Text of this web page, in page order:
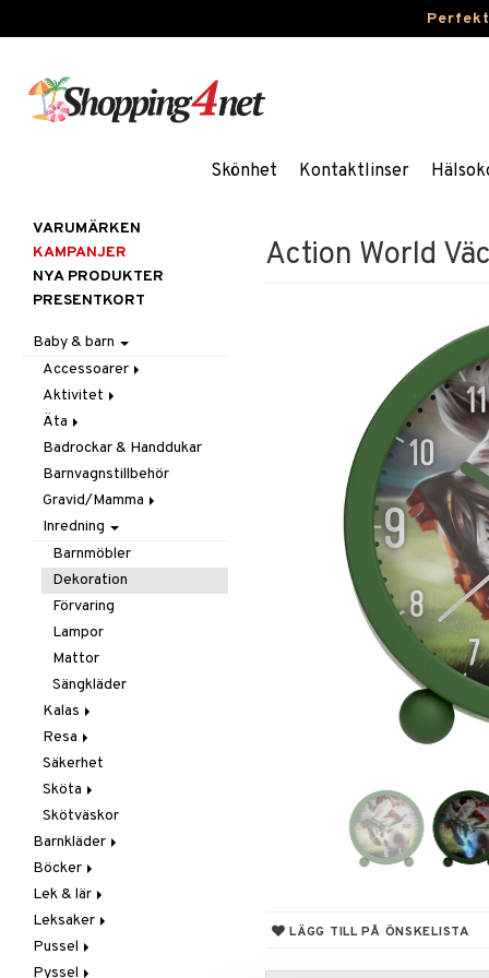
Skönhet Kontaktlinser
Action World
LÄGG TILL PÅ ÖNSKELISTA
VARUMÄRKEN
KAMPANJER
NYA PRODUKTER
PRESENTKORT
Baby & barn
Accessoarer
För håret
Hattar & Mössor
Övrigt
Plånböcker
Smycken
Solglasögon
Aktivitet
Babygym
Babysitters
Bit & Skallra
Mobiler
Snuttefiltar
Äta
Barnservis
Haklappar
Matlådor & Matförvaring
Nappflaskor & Tillbehör
Vattenflaskor &
Tillbehör
Badrockar & Handdukar
Barnvagnstillbehör
Gravid/Mamma
Graviditet & amning
Inredning
Barnmöbler
Dekoration
Förvaring
Lampor
Mattor
Sängkläder
Kalas
Maskerad
Tillbehör
Resa
I Bilen
Paraply
Väskor
Säkerhet
Sköta
Badrummet
Handdukar
Hudvård
Nappar & Tillbehör
Skötväskor
Barnkläder
Accessoarer
Kepsar & Solhattar
Badkläder & UV-kläder
Klänningar
Nederdelar
Leggings
Överdelar
Böcker
Dagböcker
Läs & Lär
Målarböcker
Presentböcker
Lek & lär
Experiment
Inlärningsspel
Instrument
Leksaker
Adventskalendrar
Babylek
Pussel
1000 bitar
Pyssel